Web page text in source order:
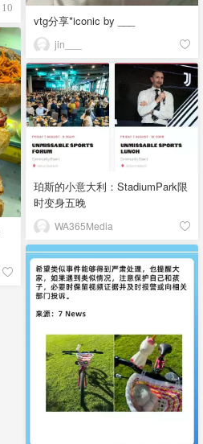
10
vtg分享*iconic by ___
jin___
珀斯的小意大利：StadiumPark限
时变身五晚
WA365Media